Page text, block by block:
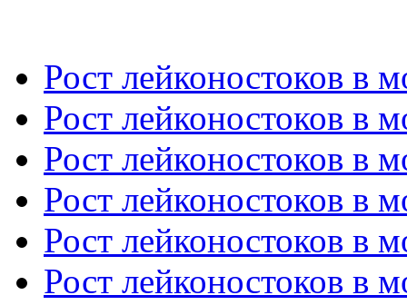
Рост лейконостоков в
Рост лейконостоков в
Рост лейконостоков в
Рост лейконостоков в
Рост лейконостоков в
Рост лейконостоков в